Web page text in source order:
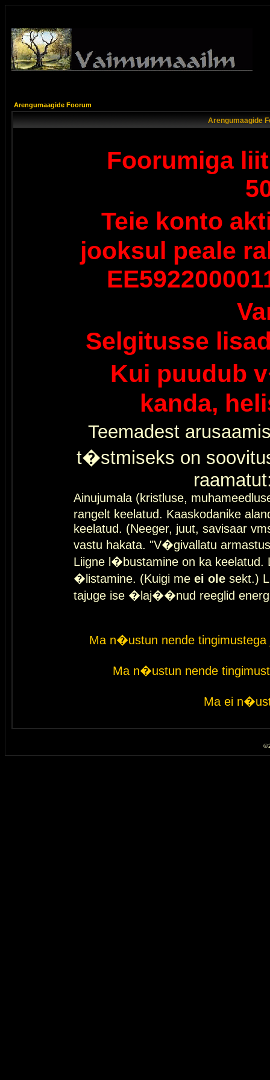
Arengumaagide Foorum
Arengumaagide
Foorumiga
Teie konto
jooksul peale
Selgitusse
Kui puudub
kanda,
Teemadest
t�stmiseks on
Ainujumala (kristluse,
rangelt keelatud. Kaaskodanike
keelatud. (Neeger, juut, savisaar
vastu hakata. "V�givallatu
Liigne l�bustamine on ka keelatud.
�listamine. (Kuigi me ei ole sekt.)
tajuge ise �laj��nud reeglid
Ma n�ustun nende
Ma n�ustun nende
Ma ei
©